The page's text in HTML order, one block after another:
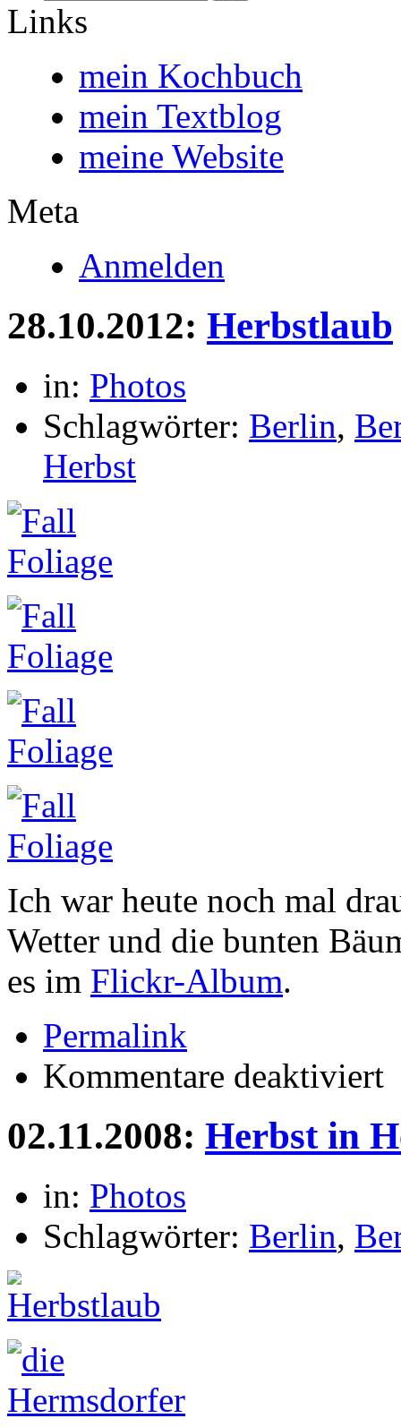
Links
mein Kochbuch
mein Textblog
meine Website
Meta
Anmelden
28.10.2012: Herbstlaub
in: Photos
Schlagwörter: Berlin,
Herbst
Ich war heute noch mal
Wetter und die bunten
es im Flickr-Album.
Permalink
Kommentare deaktiviert
02.11.2008: Herbst in
in: Photos
Schlagwörter: Berlin,